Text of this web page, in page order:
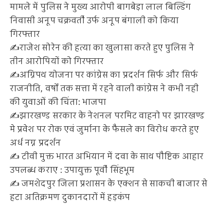
मामले में पुलिस ने मुख्य आरोपी बागबेड़ा लाल बिल्डिंग
निवासी अनूप चक्रवर्ती उर्फ अनूप बंगाली को किया
गिरफ्तार
✍️राजेश सोरेन की हत्या का खुलासा करते हुए पुलिस ने
तीन आरोपियों को गिरफ्तार
✍️अग्निपथ योजना पर कांग्रेस का प्रदर्शन सिर्फ और सिर्फ
राजनीति, वर्षों तक सत्ता में रहने वाली कांग्रेस ने कभी नही
की युवाओं की चिंता: भाजपा
✍️झारखण्ड सरकार के नेशनल परमिट वाहनो पर झारखण्ड
मे प्रवेश पर रोक एवं जुर्माना के फैसले का विरोध करते हुए
अर्ध नग्न प्रदर्शन
✍️ टीवी मुक्त भारत अभियान में दवा के साथ पौष्टिक आहार
उपलब्ध कराए : उपायुक्त पूर्वी सिंहभूम
✍️ जमशेदपुर जिला प्रशासन के एक्शन से साकची बाजार से
हटा अतिक्रमण दुकानदारों में हड़कंप